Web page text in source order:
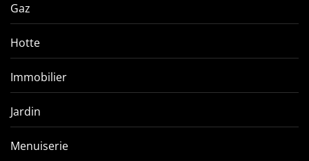
Gaz
Hotte
Immobilier
Jardin
Menuiserie